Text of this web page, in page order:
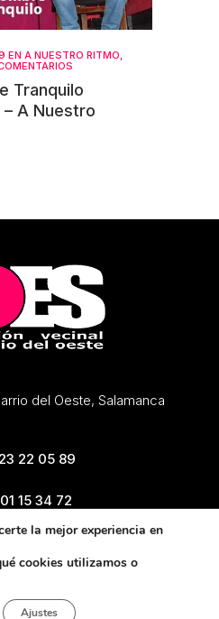
EN A NUESTRO RITMO,
Tranquilo
A Nuestro
del Oeste, Salamanca
22 05 89
15 34 72
la mejor experiencia en
cookies utilizamos o
Ajustes